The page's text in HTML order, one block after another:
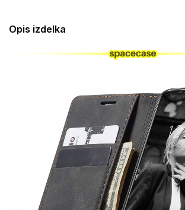
Opis izdelka